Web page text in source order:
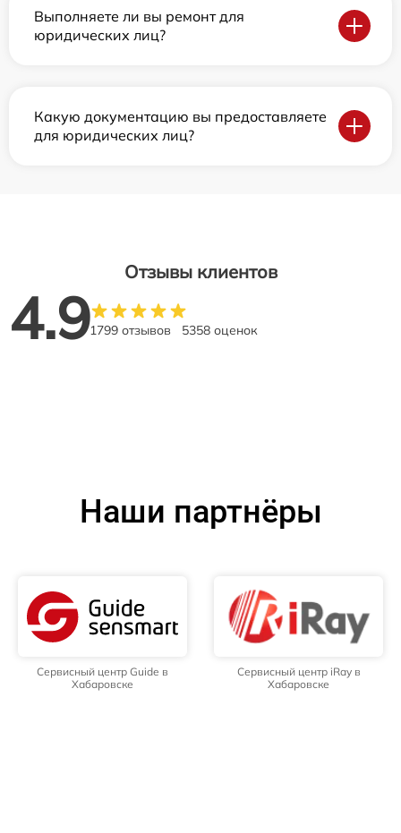
Выполняете ли вы ремонт для
юридических лиц?
Какую документацию вы предоставляете
для юридических лиц?
Отзывы клиентов
4.91799 отзывов 5358 оценок
Наши партнёры
Сервисный центр Guide в
Хабаровске
Сервисный центр iRay в
Хабаровске